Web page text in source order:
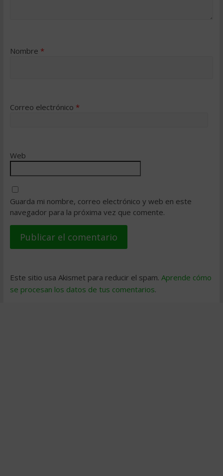
Nombre *
Correo electrónico *
Web
Guarda mi nombre, correo electrónico y web en este
navegador para la próxima vez que comente.
Este sitio usa Akismet para reducir el spam. Aprende cómo
se procesan los datos de tus comentarios.